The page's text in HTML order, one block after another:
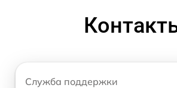
Служба поддержки